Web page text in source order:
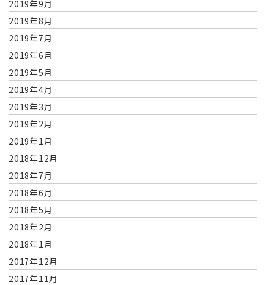
2019年9月
2019年8月
2019年7月
2019年6月
2019年5月
2019年4月
2019年3月
2019年2月
2019年1月
2018年12月
2018年7月
2018年6月
2018年5月
2018年2月
2018年1月
2017年12月
2017年11月